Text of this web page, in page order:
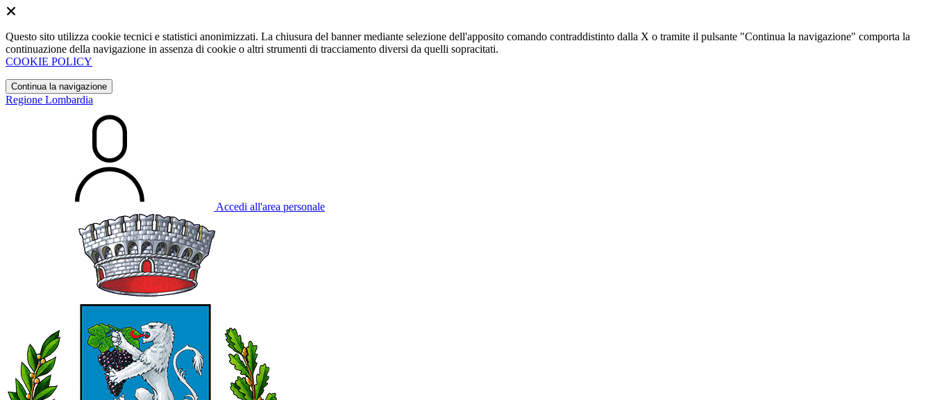
Questo sito utilizza cookie tecnici e statistici anonimizzati. La chiusura del banner mediante selezione dell'apposito comando contraddistinto dalla X o tramite il pulsante "Continua la navigazione" comporta la
continuazione della navigazione in assenza di cookie o altri strumenti di tracciamento diversi da quelli sopracitati.
COOKIE POLICY
Continua la navigazione
Regione Lombardia
Accedi all'area personale